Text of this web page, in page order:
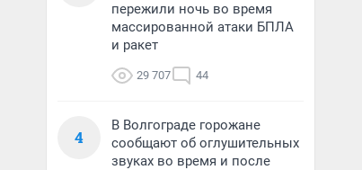
пережили ночь во время
массированной атаки БПЛА
и ракет
29 707 44
4
В Волгограде горожане
сообщают об оглушительных
звуках во время и после